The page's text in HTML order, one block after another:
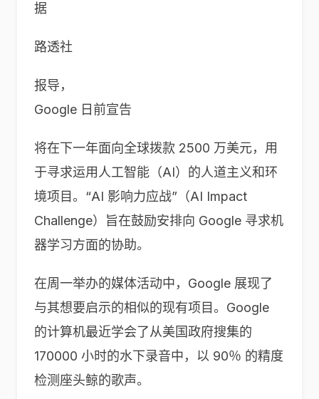
据
路透社
报导，
Google 日前宣告
将在下一年面向全球拨款 2500 万美元，用
于寻求运用人工智能（AI）的人道主义和环
境项目。“AI 影响力应战”（AI Impact
Challenge）旨在鼓励安排向 Google 寻求机
器学习方面的协助。
在周一举办的媒体活动中，Google 展现了
与其想要启示的相似的现有项目。Google
的计算机最近学会了从美国政府搜集的
170000 小时的水下录音中，以 90％ 的精度
检测座头鲸的歌声。